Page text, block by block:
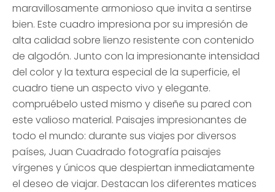
maravillosamente armonioso que invita a sentirse
bien. Este cuadro impresiona por su impresión de
alta calidad sobre lienzo resistente con contenido
de algodón. Junto con la impresionante intensidad
del color y la textura especial de la superficie, el
cuadro tiene un aspecto vivo y elegante.
compruébelo usted mismo y diseñe su pared con
este valioso material. Paisajes impresionantes de
todo el mundo: durante sus viajes por diversos
países, Juan Cuadrado fotografía paisajes
vírgenes y únicos que despiertan inmediatamente
el deseo de viajar. Destacan los diferentes matices